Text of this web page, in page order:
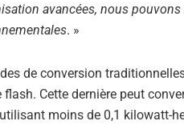
avancées, nous
. »
de conversion
Cette dernière peut
moins de 0,1 kilowatt-